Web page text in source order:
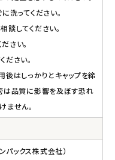
洗ってください。
してください。
さい。
さい。
はしっかりとキャップを締
は品質に影響を及ぼす恐れ
ません。
パックス株式会社）